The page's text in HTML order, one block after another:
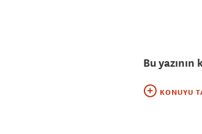
Bu yazının
KONUYU